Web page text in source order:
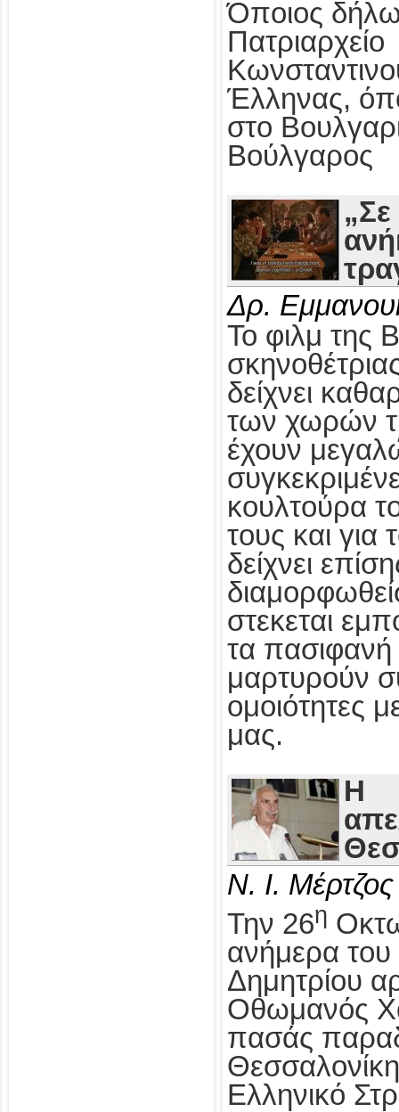
Όποιος
Πατριαρχείο
Έλληνας,
στο
Βούλγαρος
Δρ.
Το φιλμ της
δείχνει
των χωρών
έχουν
κουλτούρα
τους και
δείχνει
στεκεται
τα πασιφανή
μαρτυρούν
ομοιότητες
μας.
Η
Ν. Ι. Μέρτζος
Την 26η
ανήμερα του
Δημητρίου
Οθωμανός
πασάς
Ελληνικό